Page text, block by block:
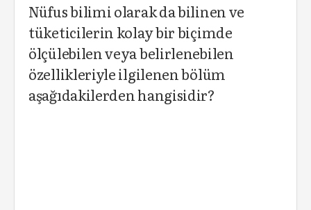
Nüfus bilimi olarak da bilinen ve
tüketicilerin kolay bir biçimde
ölçülebilen veya belirlenebilen
özellikleriyle ilgilenen bölüm
aşağıdakilerden hangisidir?